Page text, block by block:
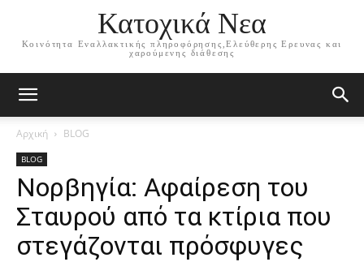
Κατοχικά Νεα
Κοινότητα Εναλλακτικής πληροφόρησης,Ελεύθερης Ερευνας και
χαρούμενης διάθεσης
Αρχική BLOG
BLOG
Νορβηγία: Αφαίρεση του
Σταυρού από τα κτίρια που
στεγάζονται πρόσφυγες